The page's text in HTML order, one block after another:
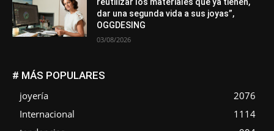
dar una segunda vida a sus joyas”,
OGGDESING
03/08/2026
# MÁS POPULARES
joyería
2076
Internacional
1114